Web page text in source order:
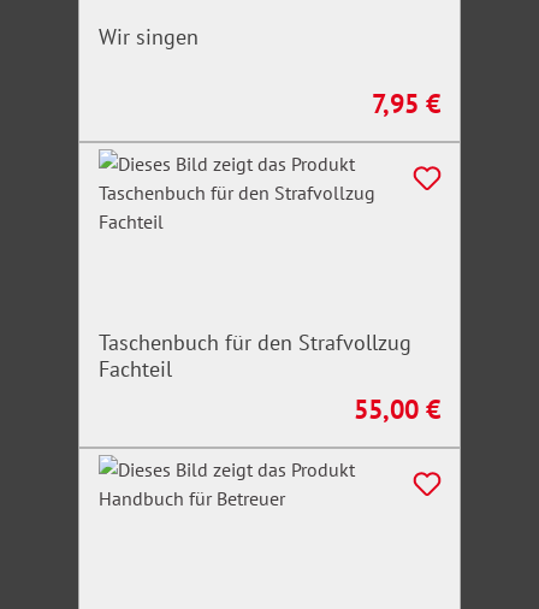
Wir singen
Regulärer Preis:
7,95 €
Taschenbuch für den Strafvollzug
Fachteil
Regulärer Preis:
55,00 €